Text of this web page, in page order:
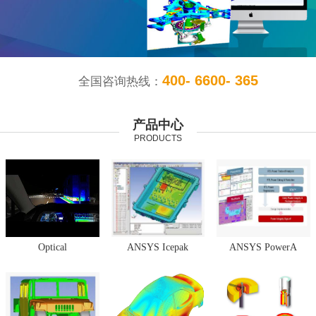
全国咨询热线： 400- 6600- 365
产品中心
PRODUCTS
Optical ANSYS Icepak ANSYS PowerA